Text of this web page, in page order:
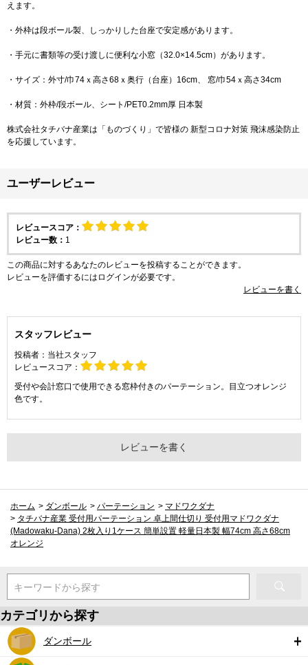
えます。
・外枠は段ボール製、しっかりした台座で安定感があります。
・手元に書類等の受け渡しに便利な小窓（32.0×14.5cm）があります。
・サイズ：外寸/巾74ｘ高さ68ｘ奥行（台座）16cm、 窓/巾54ｘ高さ34cm
・材質：外枠/段ボール、シート/PET0.2mm厚 日本製
株式会社タチバナ産業は「ものづくり」で皆様の 新型コロナ対策 飛沫感染防止
を応援しています。
ユーザーレビュー
レビュースコア：
レビュー数： 1
この商品に対するあなたのレビューを投稿することができます。
レビューを評価するには ログインが必要です。
レビューを書く
スタッフレビュー
投稿者： 当社スタッフ
レビュースコア：
受付や会計窓口で使用できる窓枠付きのパーテーション。目立つオレンジ
色です。
レビューを書く
ホーム > ダンボール > パーテーション > マドワクダナ
> タチバナ産業 受付用パーテーション 卓上間仕切り 受付用マドワクダナ
(Madowaku-Dana) 2枚入り1ケース 簡単設置 軽量日本製 幅74cm 高さ68cm
オレンジ
キーワードから探す
カテゴリから探す
ダンボール